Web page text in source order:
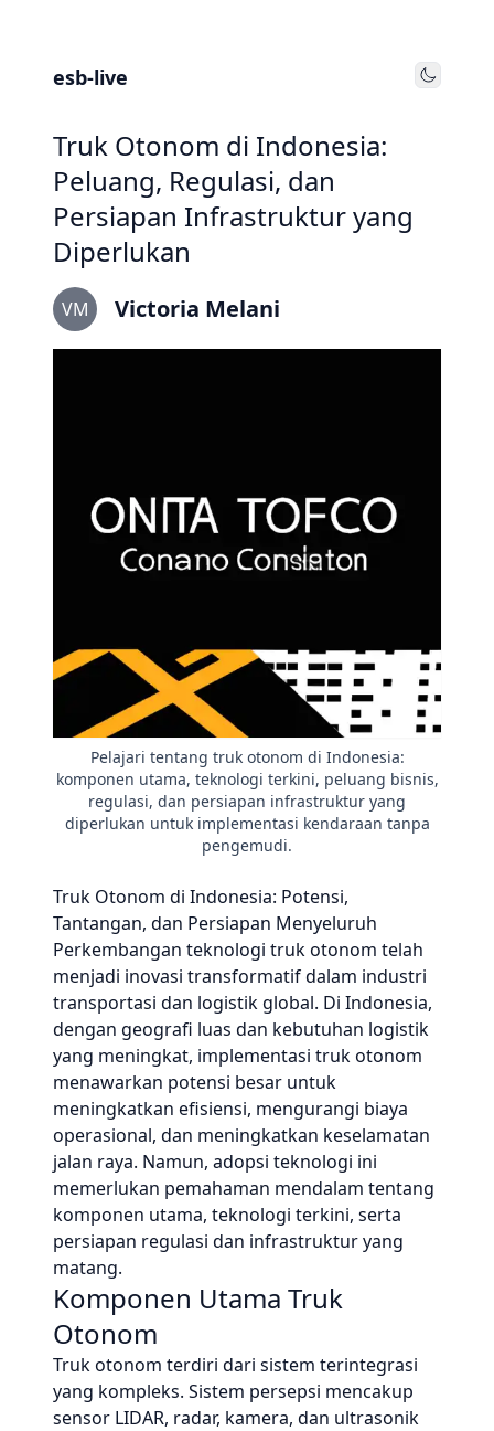
esb-live Toggle
Truk Otonom di Indonesia:
Peluang, Regulasi, dan
Persiapan Infrastruktur yang
Diperlukan
VM Victoria Melani
Pelajari tentang truk otonom di Indonesia:
komponen utama, teknologi terkini, peluang bisnis,
regulasi, dan persiapan infrastruktur yang
diperlukan untuk implementasi kendaraan tanpa
pengemudi.
Truk Otonom di Indonesia: Potensi,
Tantangan, dan Persiapan Menyeluruh
Perkembangan teknologi truk otonom telah
menjadi inovasi transformatif dalam industri
transportasi dan logistik global. Di Indonesia,
dengan geografi luas dan kebutuhan logistik
yang meningkat, implementasi truk otonom
menawarkan potensi besar untuk
meningkatkan efisiensi, mengurangi biaya
operasional, dan meningkatkan keselamatan
jalan raya. Namun, adopsi teknologi ini
memerlukan pemahaman mendalam tentang
komponen utama, teknologi terkini, serta
persiapan regulasi dan infrastruktur yang
matang.
Komponen Utama Truk
Otonom
Truk otonom terdiri dari sistem terintegrasi
yang kompleks. Sistem persepsi mencakup
sensor LIDAR, radar, kamera, dan ultrasonik